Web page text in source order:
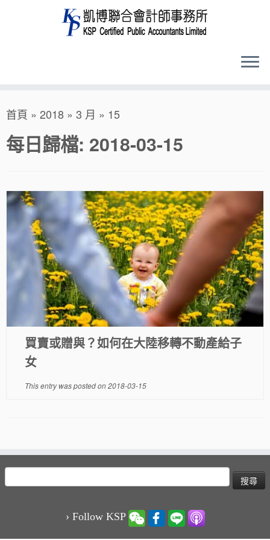
to
content
首頁 » 2018 » 3 月 » 15
每日歸檔: 2018-03-15
買賣或贈與？如何在大陸移轉不動產給子
女
This entry was posted on2018-03-15
尋
› Follow KSP